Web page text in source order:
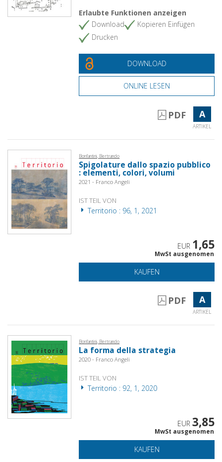
Erlaubte Funktionen anzeigen
Download
Kopieren Einfügen
Drucken
DOWNLOAD
ONLINE LESEN
PDF A
ARTIKEL
Bonfantini, Bertrando
Spigolature dallo spazio pubblico
: elementi, colori, volumi
2021 - Franco Angeli
IST TEIL VON
Territorio : 96, 1, 2021
EUR 1,65
MwSt ausgenomen
KAUFEN
PDF A
ARTIKEL
Bonfantini, Bertrando
La forma della strategia
2020 - Franco Angeli
IST TEIL VON
Territorio : 92, 1, 2020
EUR 3,85
MwSt ausgenomen
KAUFEN